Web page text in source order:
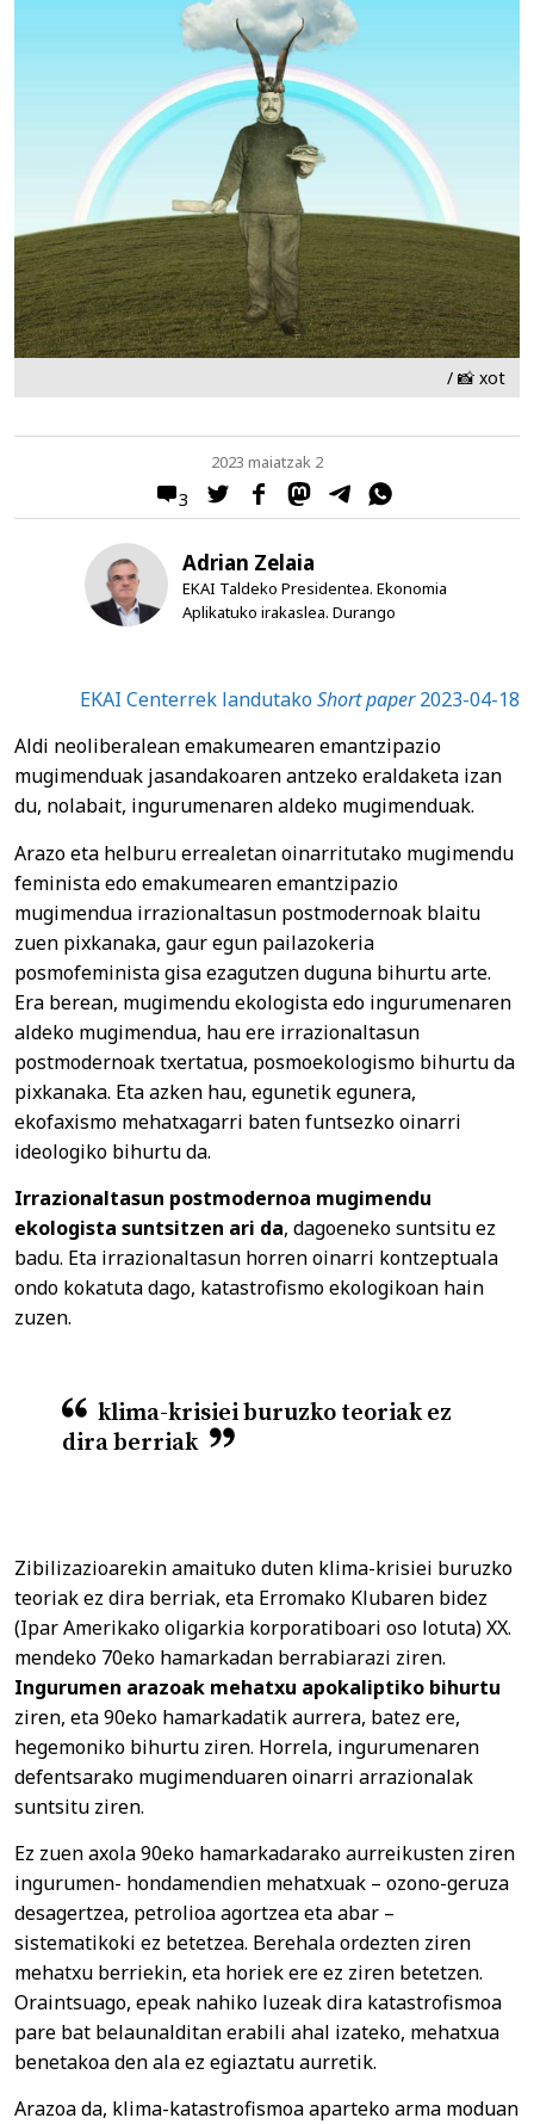
/ 📸 xot
3
2023 maiatzak 2
Adrian Zelaia
EKAI Taldeko Presidentea. Ekonomia
Aplikatuko irakaslea. Durango
EKAI Centerrek landutakoShort paper2023-04-18
Aldi neoliberalean emakumearen emantzipazio
mugimenduak jasandakoaren antzeko eraldaketa izan
du, nolabait, ingurumenaren aldeko mugimenduak.
Arazo eta helburu errealetan oinarritutako mugimendu
feminista edo emakumearen emantzipazio
mugimendua irrazionaltasun postmodernoak blaitu
zuen pixkanaka, gaur egun pailazokeria
posmofeminista gisa ezagutzen duguna bihurtu arte.
Era berean, mugimendu ekologista edo ingurumenaren
aldeko mugimendua, hau ere irrazionaltasun
postmodernoak txertatua, posmoekologismo bihurtu da
pixkanaka. Eta azken hau, egunetik egunera,
ekofaxismo mehatxagarri baten funtsezko oinarri
ideologiko bihurtu da.
Irrazionaltasun postmodernoa mugimendu
ekologista suntsitzen ari da, dagoeneko suntsitu ez
badu. Eta irrazionaltasun horren oinarri kontzeptuala
ondo kokatuta dago, katastrofismo ekologikoan hain
zuzen.
klima-krisiei buruzko teoriak ez
dira berriak
Zibilizazioarekin amaituko duten klima-krisiei buruzko
teoriak ez dira berriak, eta Erromako Klubaren bidez
(Ipar Amerikako oligarkia korporatiboari oso lotuta) XX.
mendeko 70eko hamarkadan berrabiarazi ziren.
Ingurumen arazoak mehatxu apokaliptiko bihurtu
ziren, eta 90eko hamarkadatik aurrera, batez ere,
hegemoniko bihurtu ziren. Horrela, ingurumenaren
defentsarako mugimenduaren oinarri arrazionalak
suntsitu ziren.
Ez zuen axola 90eko hamarkadarako aurreikusten ziren
ingurumen- hondamendien mehatxuak – ozono-geruza
desagertzea, petrolioa agortzea eta abar –
sistematikoki ez betetzea. Berehala ordezten ziren
mehatxu berriekin, eta horiek ere ez ziren betetzen.
Oraintsuago, epeak nahiko luzeak dira katastrofismoa
pare bat belaunalditan erabili ahal izateko, mehatxua
benetakoa den ala ez egiaztatu aurretik.
Arazoa da, klima-katastrofismoa aparteko arma moduan